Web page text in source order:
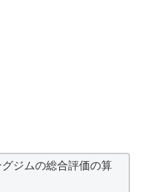
ジムの総合評価の算